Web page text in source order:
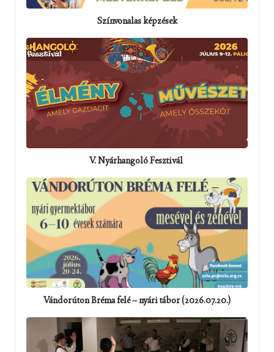
Színvonalas képzések
V. Nyárhangoló Fesztivál
Vándorúton Bréma felé – nyári tábor (2026.07.20.)